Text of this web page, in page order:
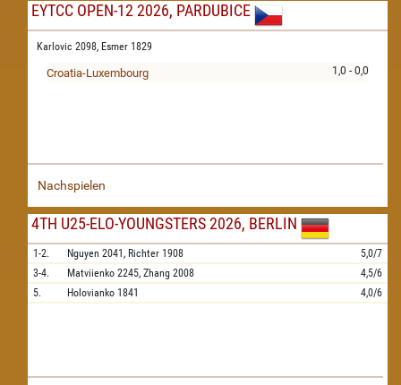
EYTCC OPEN-12 2026, PARDUBICE
Karlovic 2098, Esmer 1829
1,0 - 0,0
Croatia-Luxembourg
Nachspielen
4TH U25-ELO-YOUNGSTERS 2026, BERLIN
1-2. Nguyen 2041, Richter 1908
5,0/7
3-4.
Matviienko 2245, Zhang 2008
4,5/6
5.
Holovianko 1841 4,0/6